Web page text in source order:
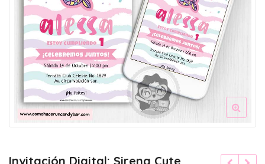
Invitación Digital: Sirena Cute